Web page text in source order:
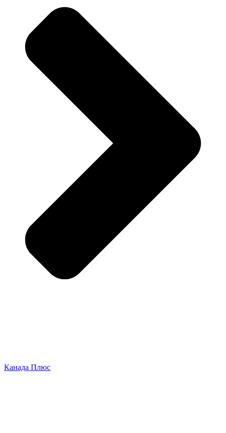
Канада Плюс